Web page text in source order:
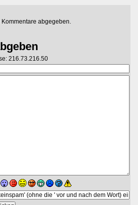
abgegeben.
216.73.216.50